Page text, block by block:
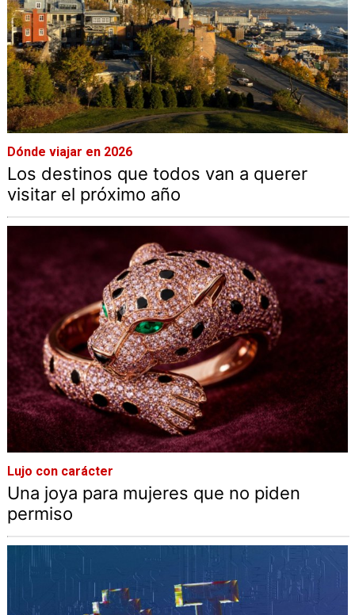
Dónde viajar en 2026
Los destinos que todos van a querer
visitar el próximo año
Lujo con carácter
Una joya para mujeres que no piden
permiso